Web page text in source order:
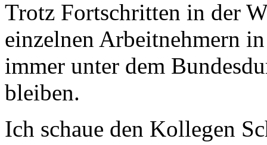
Trotz Fortschritten in der
einzelnen Arbeitnehmern
immer unter dem
bleiben.
Ich schaue den Kollegen